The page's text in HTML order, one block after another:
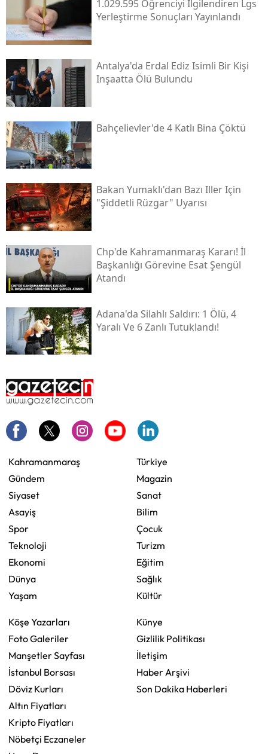
1.029.595 Öğrenciyi Ilgilendiren Lgs
Yerleştirme Sonuçları Yayınlandı
Antalya'da Erdal Ediz Isimli Bir Kişi
Inşaatta Ölü Bulundu
Bahçelievler'de 4 Katlı Bina Çöktü
Bakan Yumaklı'dan Bazı Iller Için
"şiddetli Rüzgar" Uyarısı
Chp'de Kahramanmaraş Kararı! İl
Başkanlığı Görevine Esat Şengül
Atandı
Adana'da Silahlı Saldırı: 1 Ölü, 4
Yaralı Ve 6 Zanlı Tutuklandı!
Kahramanmaraş
Gündem
Siyaset
Asayiş
Spor
Teknoloji
Ekonomi
Dünya
Yaşam
Türkiye
Magazin
Sanat
Bilim
Çocuk
Turizm
Eğitim
Sağlık
Kültür
Köşe Yazarları
Foto Galeriler
Manşetler Sayfası
İstanbul Borsası
Döviz Kurları
Altın Fiyatları
Kripto Fiyatları
Nöbetçi Eczaneler
Künye
Gizlilik Politikası
İletişim
Haber Arşivi
Son Dakika Haberleri